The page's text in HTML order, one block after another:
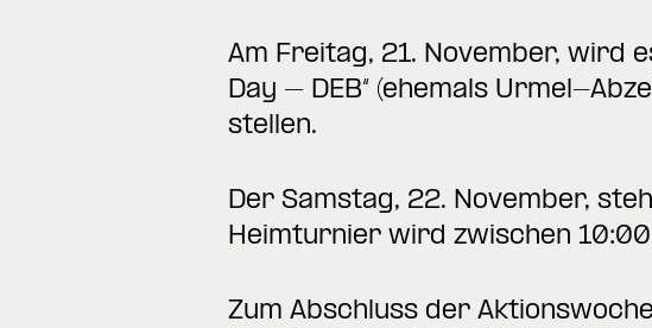
Am Freitag, 21. November, wird
Day – DEB“ (ehemals Urmel-
stellen.
Der Samstag, 22. November,
Heimturnier wird zwischen
Zum Abschluss der